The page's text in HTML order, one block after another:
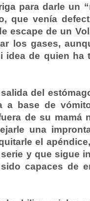
para darle un
que venía
escape de un
los gases,
idea de quien ha
del
a base de
de su mamá
una
el
y que sigue
capaces de